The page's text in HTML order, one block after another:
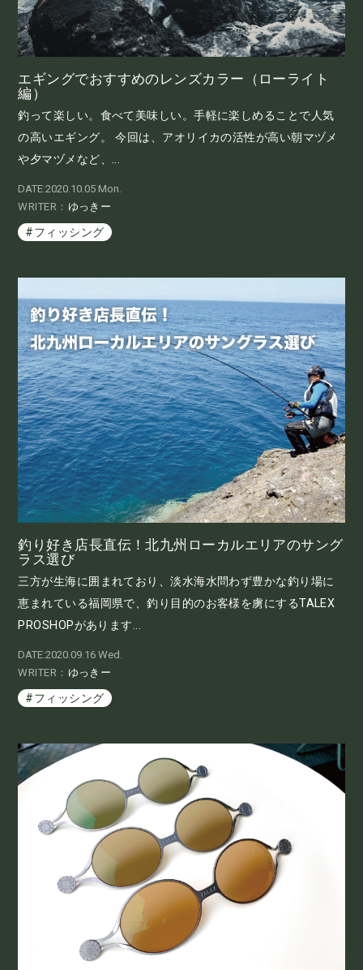
エギングでおすすめのレンズカラー（ローライト
編）
釣って楽しい。食べて美味しい。手軽に楽しめることで人気
の高いエギング。 今回は、アオリイカの活性が高い朝マヅメ
や夕マヅメなど、...
DATE:2020.10.05 Mon.
WRITER： ゆっきー
#フィッシング
釣り好き店長直伝！北九州ローカルエリアのサング
ラス選び
三方が生海に囲まれており、淡水海水問わず豊かな釣り場に
恵まれている福岡県で、釣り目的のお客様を虜にするTALEX
PROSHOPがあります...
DATE:2020.09.16 Wed.
WRITER： ゆっきー
#フィッシング